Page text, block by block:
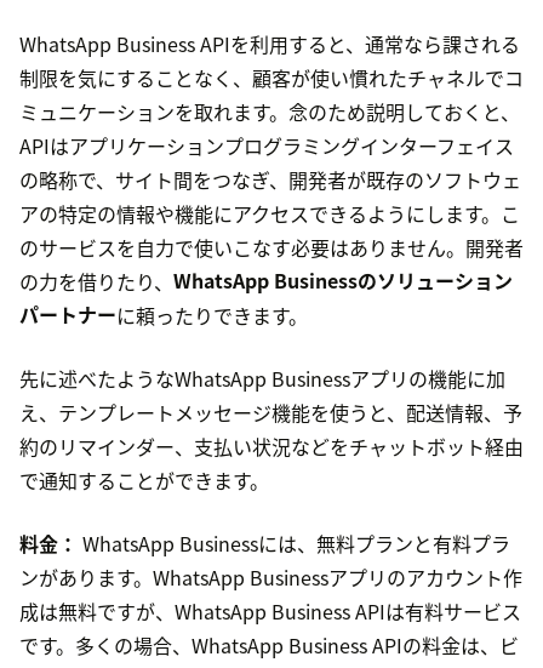
WhatsApp Business APIを利用すると、通常なら課される
制限を気にすることなく、顧客が使い慣れたチャネルでコ
ミュニケーションを取れます。念のため説明しておくと、
APIはアプリケーションプログラミングインターフェイス
の略称で、サイト間をつなぎ、開発者が既存のソフトウェ
アの特定の情報や機能にアクセスできるようにします。こ
のサービスを自力で使いこなす必要はありません。開発者
の力を借りたり、 WhatsApp Businessのソリューション
パートナーに頼ったりできます。
先に述べたようなWhatsApp Businessアプリの機能に加
え、テンプレートメッセージ機能を使うと、配送情報、予
約のリマインダー、支払い状況などをチャットボット経由
で通知することができます。
料金： WhatsApp Businessには、無料プランと有料プラ
ンがあります。WhatsApp Businessアプリのアカウント作
成は無料ですが、WhatsApp Business APIは有料サービス
です。多くの場合、WhatsApp Business APIの料金は、ビ